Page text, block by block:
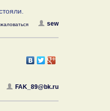
sew
FAK_89@bk.ru